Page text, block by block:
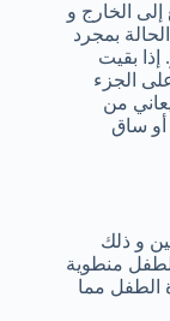
الخارج و
بمجرد
بقيت
الجزء
من
أو ساق
و ذلك
منطوية
الطفل مما